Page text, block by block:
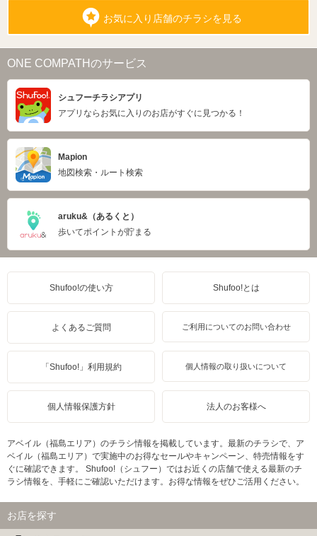
お気に入り店舗のチラシを見る
ONE COMPATHのサービス
シュフーチラシアプリ
アプリならお気に入りのお店がすぐに見つかる！
Mapion
地図検索・ルート検索
aruku&（あるくと）
歩いてポイントが貯まる
Shufoo!の使い方 Shufoo!とは
よくあるご質問 ご利用についてのお問い合わせ
「Shufoo!」利用規約 個人情報の取り扱いについて
個人情報保護方針 法人のお客様へ
アベイル（福島エリア）のチラシ情報を掲載しています。最新のチラシで、ア
ベイル（福島エリア）で実施中のお得なセールやキャンペーン、特売情報をす
ぐに確認できます。 Shufoo!（シュフー）ではお近くの店舗で使える最新のチ
ラシ情報を、手軽にご確認いただけます。お得な情報をぜひご活用ください。
お店を探す